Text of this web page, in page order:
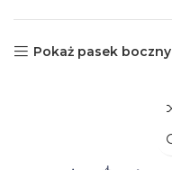
Pokaż pasek boczny